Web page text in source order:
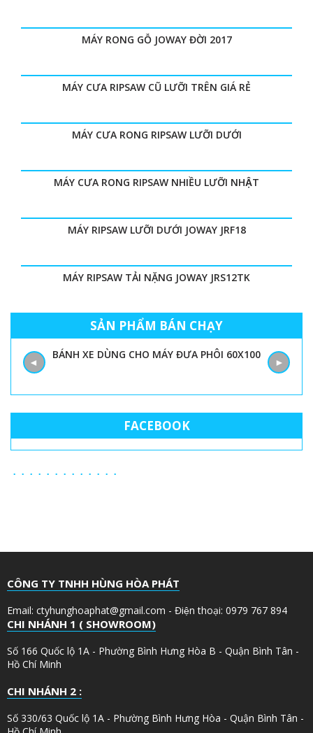
MÁY RONG GỖ JOWAY ĐỜI 2017
MÁY CƯA RIPSAW CŨ LƯỠI TRÊN GIÁ RẺ
MÁY CƯA RONG RIPSAW LƯỠI DƯỚI
MÁY CƯA RONG RIPSAW NHIỀU LƯỠI NHẬT
MÁY RIPSAW LƯỠI DƯỚI JOWAY JRF18
MÁY RIPSAW TẢI NẶNG JOWAY JRS12TK
SẢN PHẨM BÁN CHẠY
BÁNH XE DÙNG CHO MÁY ĐƯA PHÔI 60X100
◄ ►
FACEBOOK
CÔNG TY TNHH HÙNG HÒA PHÁT
Email: ctyhunghoaphat@gmail.com - Điện thoại: 0979 767 894
CHI NHÁNH 1 ( SHOWROOM)
Số 166 Quốc lộ 1A - Phường Bình Hưng Hòa B - Quận Bình Tân -
Hồ Chí Minh
CHI NHÁNH 2 :
Số 330/63 Quốc lộ 1A - Phường Bình Hưng Hòa - Quận Bình Tân -